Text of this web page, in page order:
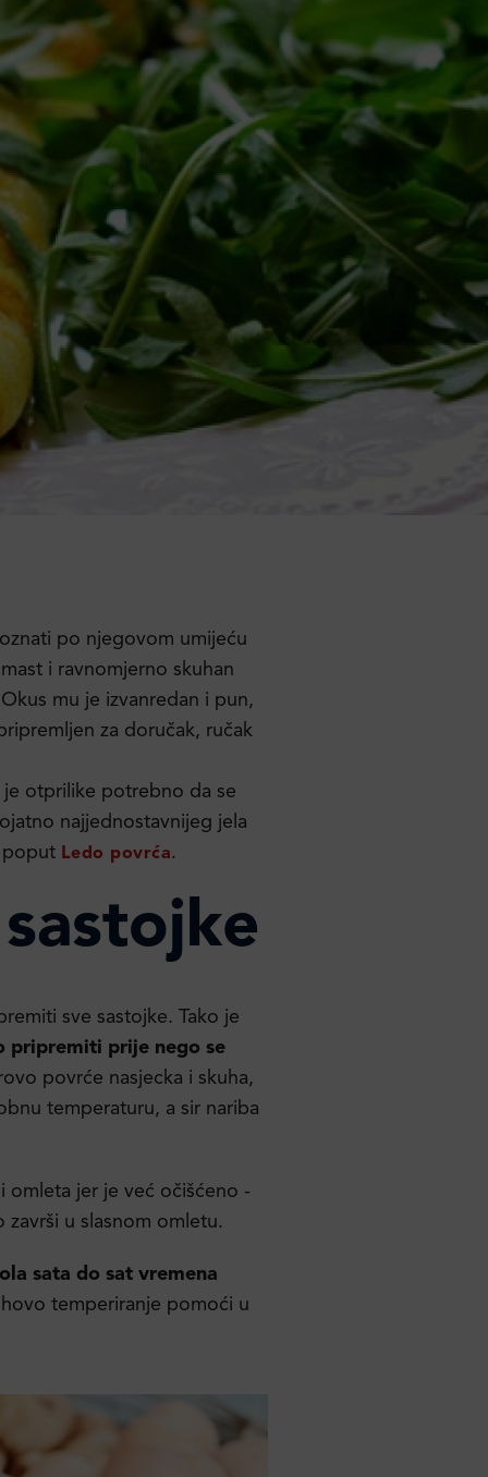
po njegovom umijeću
i ravnomjerno skuhan
mu je izvanredan i pun,
za doručak, ručak
otprilike potrebno da se
najjednostavnijeg jela
poput Ledo povrća.
sve sastojke. Tako je
pripremiti prije nego se
povrće nasjecka i skuha,
temperaturu, a sir nariba
jer je već očišćeno -
u slasnom omletu.
sata do sat vremena
temperiranje pomoći u